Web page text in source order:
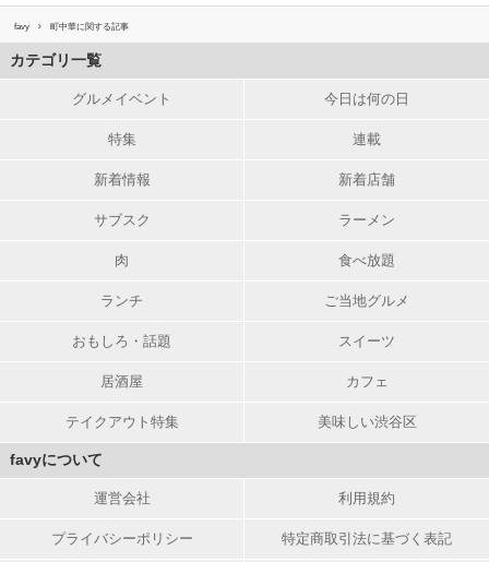
favy 町中華に関する記事
カテゴリ一覧
グルメイベント 今日は何の日
特集 連載
新着情報 新着店舗
サブスク ラーメン
肉 食べ放題
ランチ ご当地グルメ
おもしろ・話題 スイーツ
居酒屋 カフェ
テイクアウト特集 美味しい渋谷区
favyについて
運営会社 利用規約
プライバシーポリシー 特定商取引法に基づく表記